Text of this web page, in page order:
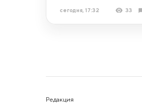
сегодня, 17:32 33
Редакция